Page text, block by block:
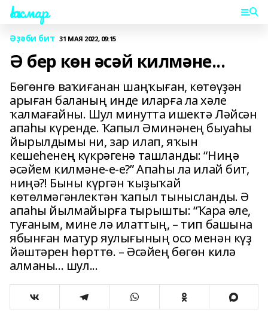
Һаҡмар
Әҙәби бит 31 МАЯ 2022, 09:15
Ә бер көн әсәй килмәне...
Бөгөнгө ваҡиғанан шаңҡыған, көтөүҙән
арыған баланың инде иларға ла хәле
ҡалмағайны. Шул минутта ишектә Ләйсән
апаһы күренде. Ҡапыл Әминәнең быуаһы
йырылдымы ни, зар илап, яҡын
кешеһенең күкрәгенә ташланды: “Ниңә
әсәйем килмәне-е-е?” Апаһы ла илай бит,
ниңә?! Быны күргән ҡыҙыҡай
көтөлмәгәнлектән ҡапыл тынысланды. Ә
апаһы йылмайырға тырышты: “Ҡара әле,
туғаным, мине лә илаттың, – тип башына
ябынған матур яулығының осо менән күҙ
йәштәрен һөрттө. – Әсәйең бөгөн килә
алманы... шул...